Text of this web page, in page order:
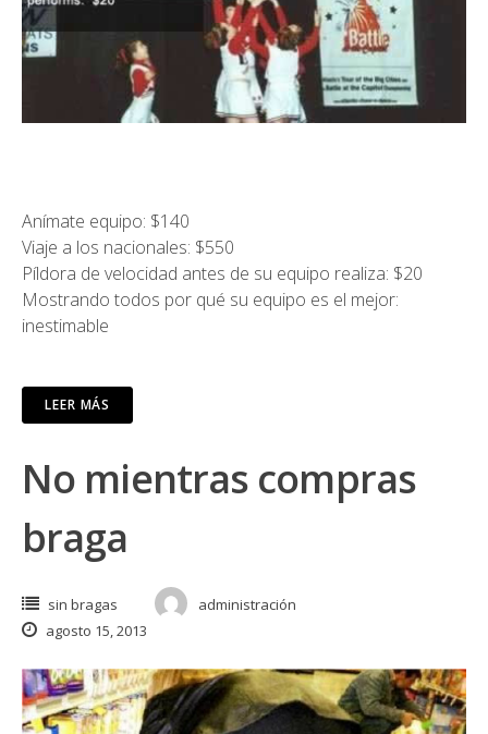
Anímate equipo: $140
Viaje a los nacionales: $550
Píldora de velocidad antes de su equipo realiza: $20
Mostrando todos por qué su equipo es el mejor:
inestimable
LEER MÁS
No mientras compras
braga
sin bragas
administración
agosto 15, 2013